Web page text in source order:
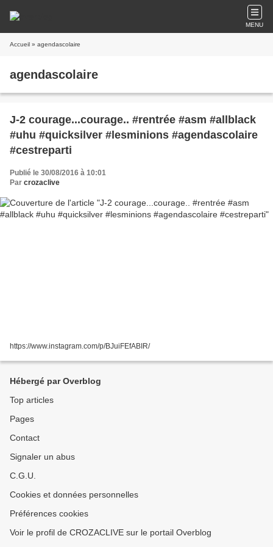
MENU
Accueil » agendascolaire
agendascolaire
J-2 courage...courage.. #rentrée #asm #allblack
#uhu #quicksilver #lesminions #agendascolaire
#cestreparti
Publié le 30/08/2016 à 10:01
Par crozaclive
https://www.instagram.com/p/BJuiFEfABIR/
Hébergé par Overblog
Top articles
Pages
Contact
Signaler un abus
C.G.U.
Cookies et données personnelles
Préférences cookies
Voir le profil de CROZACLIVE sur le portail Overblog